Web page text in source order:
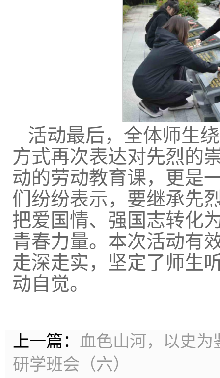
活动最后，全体师生
方式再次表达对先烈的
动的劳动教育课，更是
们纷纷表示，要继承先
把爱国情、强国志转化
青春力量。本次活动有
走深走实，坚定了师生
动自觉。
上一篇： 血色山河，以史
研学班会（六）